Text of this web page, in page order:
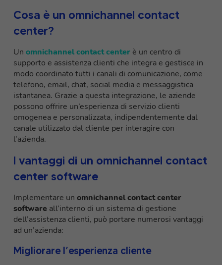
Cosa è un omnichannel contact
center?
Un omnichannel contact center è un centro di
supporto e assistenza clienti che integra e gestisce in
modo coordinato tutti i canali di comunicazione, come
telefono, email, chat, social media e messaggistica
istantanea. Grazie a questa integrazione, le aziende
possono offrire un’esperienza di servizio clienti
omogenea e personalizzata, indipendentemente dal
canale utilizzato dal cliente per interagire con
l’azienda.
I vantaggi di un omnichannel contact
center software
Implementare un omnichannel contact center
software all’interno di un sistema di gestione
dell’assistenza clienti, può portare numerosi vantaggi
ad un’azienda:
Migliorare l’esperienza cliente